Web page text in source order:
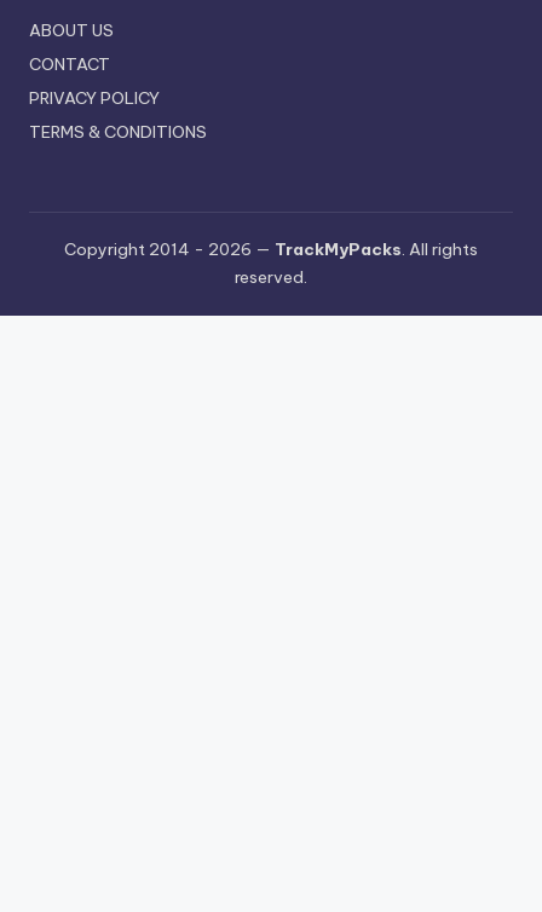
ABOUT US
CONTACT
PRIVACY POLICY
TERMS & CONDITIONS
Copyright 2014 - 2026 — TrackMyPacks. All rights
reserved.